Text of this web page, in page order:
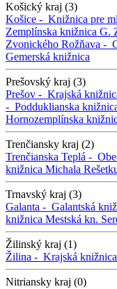
Košický kraj (3)
Košice - Knižnica pre
Zemplínska knižnica G.
Zvonického Rožňava -
Gemerská knižnica
Prešovský kraj (3)
Prešov - Krajská
- Podduklianska
Hornozemplínska
Trenčiansky kraj (2)
Trenčianska Teplá -
knižnica Michala
Trnavský kraj (3)
Galanta - Galantská
knižnica Mestská kn.
Žilinský kraj (1)
Žilina - Krajská knižnica
Nitriansky kraj (0)